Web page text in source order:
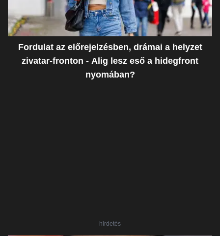
Fordulat az előrejelzésben, drámai a helyzet
zivatar-fronton - Alig lesz eső a hidegfront
nyomában?
hirdetés